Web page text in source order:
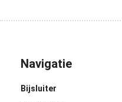
Navigatie
Bijsluiter